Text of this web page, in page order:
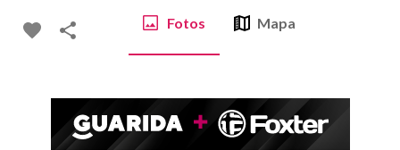
Fotos Mapa